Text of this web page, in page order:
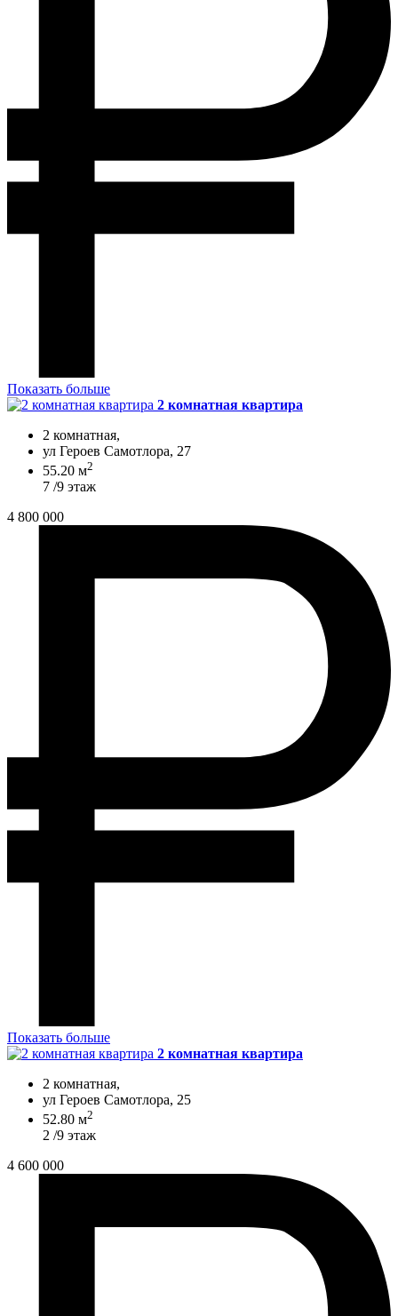
Показать больше
2 комнатная квартира
2 комнатная,
ул Героев Самотлора, 27
55.20 м2
7 /9 этаж
4 800 000
Показать больше
2 комнатная квартира
2 комнатная,
ул Героев Самотлора, 25
52.80 м2
2 /9 этаж
4 600 000